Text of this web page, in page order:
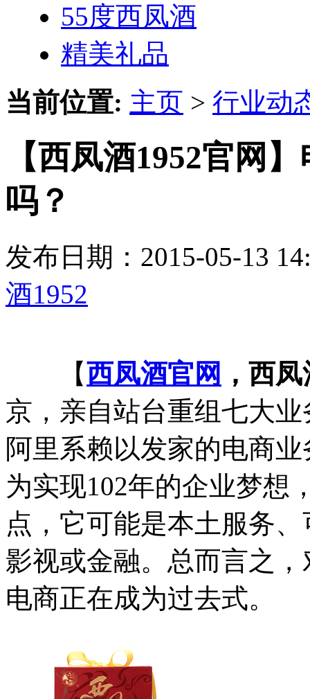
55度西凤酒
精美礼品
当前位置: 主页 > 行业动
【西凤酒1952官网
吗？
发布日期：2015-05-13
酒1952
【西凤酒官网 ，西
京，亲自站台重组七大
阿里系赖以发家的电商
为实现102年的企业梦想
点，它可能是本土服务
影视或金融。总而言之
电商正在成为过去式。